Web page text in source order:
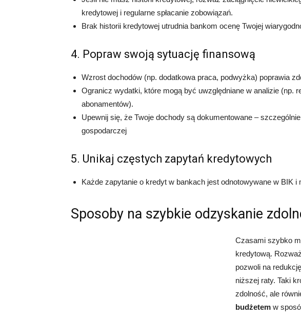
kredytowej i regularne spłacanie zobowiązań.
Brak historii kredytowej utrudnia bankom ocenę Twojej
4. Popraw swoją sytuację finansową
Wzrost dochodów (np. dodatkowa praca, podwyżka) poprawia
Ogranicz wydatki, które mogą być uwzględniane w analizie (np.
abonamentów).
Upewnij się, że Twoje dochody są dokumentowane –
gospodarczej
5. Unikaj częstych zapytań kredytowych
Każde zapytanie o kredyt w bankach jest odnotowywane w BIK i
Sposoby na szybkie odzyskanie
Czasami szybko
kredytową.
pozwoli na
niższej raty. Taki
zdolność, ale
budżetem w